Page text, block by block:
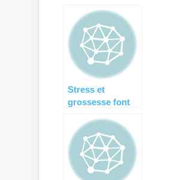
Stress et
grossesse font